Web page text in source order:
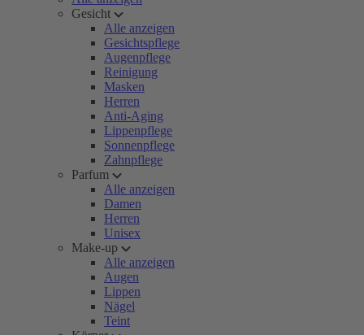
Gesicht
Alle anzeigen
Gesichtspflege
Augenpflege
Reinigung
Masken
Herren
Anti-Aging
Lippenpflege
Sonnenpflege
Zahnpflege
Parfum
Alle anzeigen
Damen
Herren
Unisex
Make-up
Alle anzeigen
Augen
Lippen
Nägel
Teint